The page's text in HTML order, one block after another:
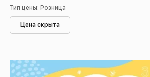
Тип цены: Розница
Цена скрыта